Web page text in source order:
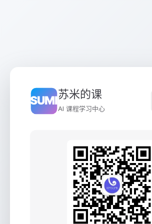
苏米的课
AI 课程学习中心